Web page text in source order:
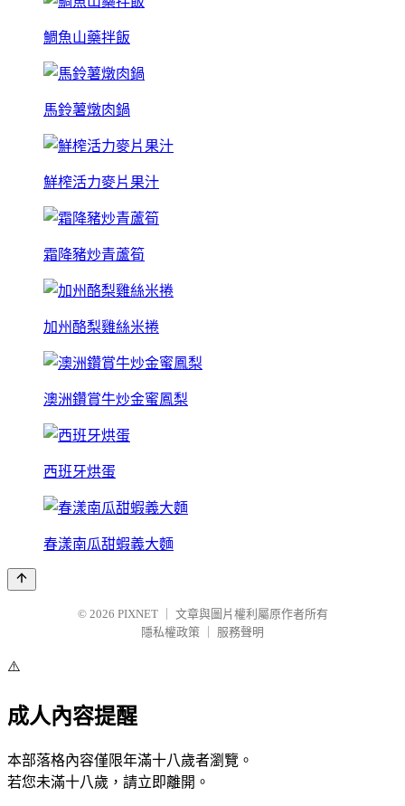
鯛魚山藥拌飯
馬鈴薯燉肉鍋
鮮榨活力麥片果汁
霜降豬炒青蘆筍
加州酪梨雞絲米捲
澳洲鑽賞牛炒金蜜鳳梨
西班牙烘蛋
春漾南瓜甜蝦義大麵
© 2026 PIXNET
文章與圖片權利屬原作者所有
隱私權政策
服務聲明
⚠️
成人內容提醒
本部落格內容僅限年滿十八歲者瀏覽。
若您未滿十八歲，請立即離開。